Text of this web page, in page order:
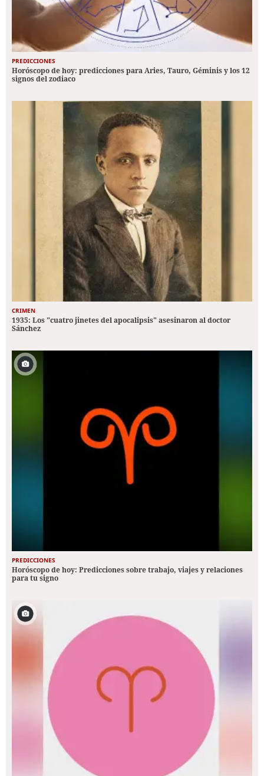
PREDICCIONES
Horóscopo de hoy: predicciones para Aries, Tauro, Géminis y los 12
signos del zodiaco
CRIMEN
1935: Los "cuatro jinetes del apocalipsis" asesinaron al doctor
Sánchez
PREDICCIONES
Horóscopo de hoy: Predicciones sobre trabajo, viajes y relaciones
para tu signo